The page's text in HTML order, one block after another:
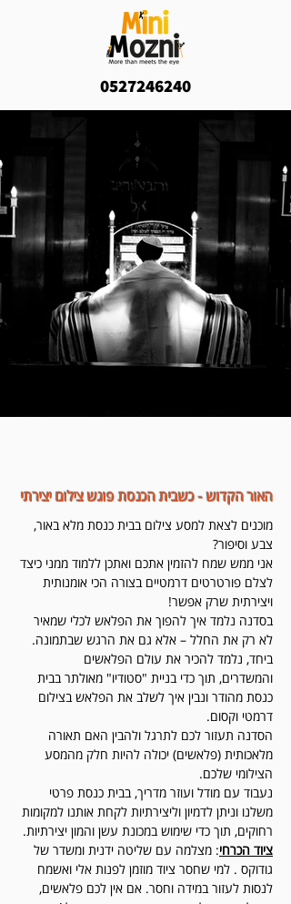
0527246240
האור הקדוש - כשבית הכנסת פוגש צילום יצירתי
מוכנים לצאת למסע צילום בבית כנסת מלא באור,
צבע וסיפור?
אני ממש שמח להזמין אתכם ואתכן ללמוד ממני כיצד
לצלם פורטרטים דרמטיים בצורה הכי אומנותית
ויצירתית שרק אפשר!
בסדנה נלמד איך להפוך את הפלאש לכלי שמאיר
לא רק את החלל – אלא גם את הרגש שבתמונה.
ביחד, נלמד להכיר את עולם הפלאשים
והמשדרים, תוך כדי בניית "סטודיו" מאולתר בבית
כנסת מהודר ונבין איך לשלב את הפלאש בצילום
דרמטי וקסום.
הסדנה תעזור לכם לתרגל ולהבין האם תאורה
מלאכותית (פלאשים) יכולה להיות חלק מהמסע
הצילומי שלכם.
נעבוד עם מודל ועוזר מדריך, בבית כנסת פרטי
משלנו וניתן לדמיון וליצירתיות לקחת אותנו למקומות
רחוקים, תוך כדי שימוש במכונת עשן והמון יצירתיות.
ציוד הכרחי: מצלמה עם שליטה ידנית ומשדר של
גודוקס . למי שחסר ציוד מוזמן לפנות אלי ואשמח
לנסות לעזור במידה וחסר. אם אין לכם פלאשים,